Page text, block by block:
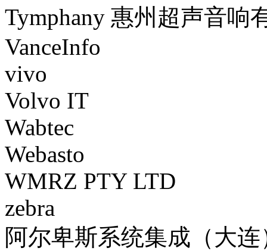
Tymphany 惠州超声音响
VanceInfo
vivo
Volvo IT
Wabtec
Webasto
WMRZ PTY LTD
zebra
阿尔卑斯系统集成（大